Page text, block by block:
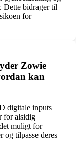
Dette bidrager til
for
Zowie
kan
digitale inputs
for alsidig
muligt for
og tilpasse deres